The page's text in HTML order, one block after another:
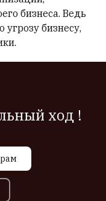
бизнеса. Ведь
бизнесу,
ход !